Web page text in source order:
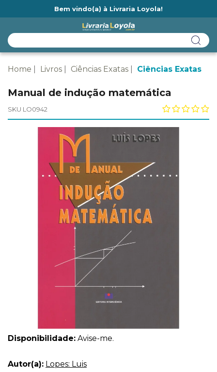
Bem vindo(a) à Livraria Loyola!
Home Livros Ciências Exatas Ciências Exatas
Manual de indução matemática
SKU LO0942
Disponibilidade: Avise-me.
Autor(a): Lopes: Luis